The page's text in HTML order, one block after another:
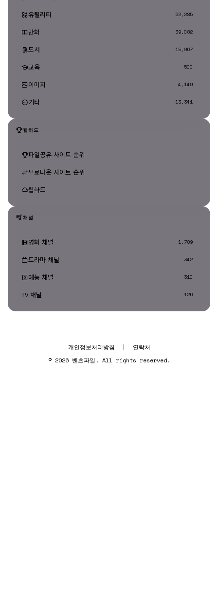
유틸리티 62,285
만화 39,082
도서 15,967
교육 500
이미지 4,149
기타 13,341
웹하드
파일공유 사이트 순위
무료다운 사이트 순위
웹하드
채널
영화 채널 1,789
드라마 채널 342
예능 채널 310
TV 채널 126
개인정보처리방침 |
연락처
© 2026 벤츠파일. All rights reserved.